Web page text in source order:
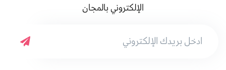
الإلكتروني بالمجان